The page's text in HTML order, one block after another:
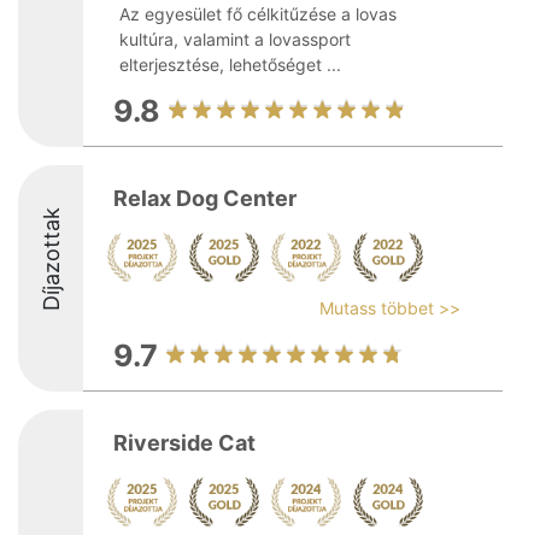
Az egyesület fő célkitűzése a lovas
kultúra, valamint a lovassport
elterjesztése, lehetőséget ...
9.8
Díjazottak
Relax Dog Center
Mutass többet >>
9.7
Riverside Cat